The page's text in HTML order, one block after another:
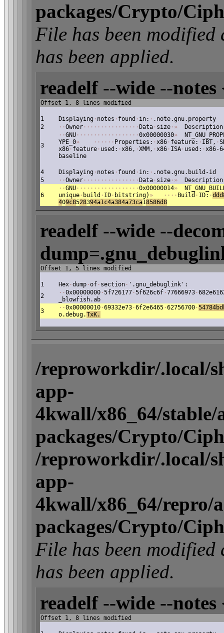
packages/Crypto/
File has been
has been applied.
readelf --wide --notes
Offset 1, 8 lines modified
1 Displaying · notes · found · in: · .note.gnu.property
2
· ·Owner · · · · · · · · · · · · · · · · Data · size · » Description
3
· ·GNU · · · · · · · · · · · · · · · · · ·0x00000030»
YPE_0» · · · · · · Properties: ·x86 · feature: · IBT, ·
x86 · feature · used: ·x86, ·XMM, ·x86 · ISA · used: ·x86-
baseline
4 Displaying · notes · found · in: · .note.gnu.build-id
5
· ·Owner · · · · · · · · · · · · · · · · Data · size · » Description
6
· ·GNU · · · · · · · · · · · · · · · · · ·0x00000014»
unique · build · ID · bitstring) » · · · · Build · ID: ·
409c8528394a1c4a384a73ca18586d8
readelf --wide --
Offset 1, 5 lines modified
1 Hex ·dump ·of · section · '.gnu_debuglink':
2
· ·0x00000000 ·5f726177 ·5f626c6f ·77666973 ·
_blowfish.ab
3
· ·0x00000010 ·69332e73 ·6f2e6465 ·62756700 ·
o.debug.TxK.
/reproworkdir/.local/
app-
4kwall/x86_64/
packages/Crypto/
/reproworkdir/.local/
app-
4kwall/x86_64/repro/
packages/Crypto/
File has been
has been applied.
readelf --wide --notes
Offset 1, 8 lines modified